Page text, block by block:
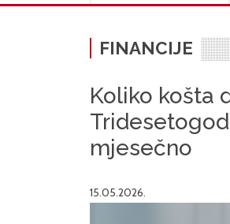
FINANCIJE
Koliko košta
mjesečno
15.05.2026.